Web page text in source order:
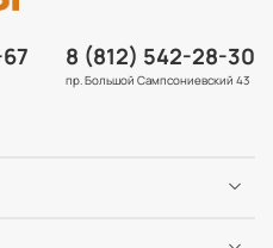
8 (812) 542-28-30
пр. Большой Сампсониевский 43